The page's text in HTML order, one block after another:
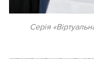
Серія